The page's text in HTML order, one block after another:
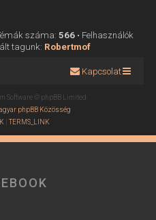
száma: 566• Felhasználók
tagunk: Robertmof
Kapcsolat
Software © phpBB Limited
phpBB Közösség
|TERMS_LINK